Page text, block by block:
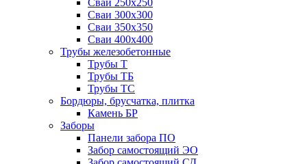
Сваи 250х250
Сваи 300х300
Сваи 350х350
Сваи 400х400
Трубы железобетонные
Трубы Т
Трубы ТБ
Трубы ТС
Бордюры, брусчатка, плитка
Камень БР
Заборы
Панели забора ПО
Забор самостоящий ЭО